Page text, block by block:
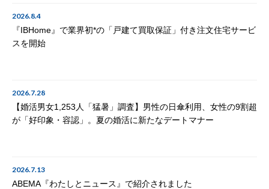
2026.8.4
『IBHome』で業界初*の「戸建て買取保証」付き注文住宅サービ
スを開始
2026.7.28
【婚活男女1,253人「猛暑」調査】男性の日傘利用、女性の9割超
が「好印象・容認」。夏の婚活に新たなデートマナー
2026.7.13
ABEMA『わたしとニュース』で紹介されました